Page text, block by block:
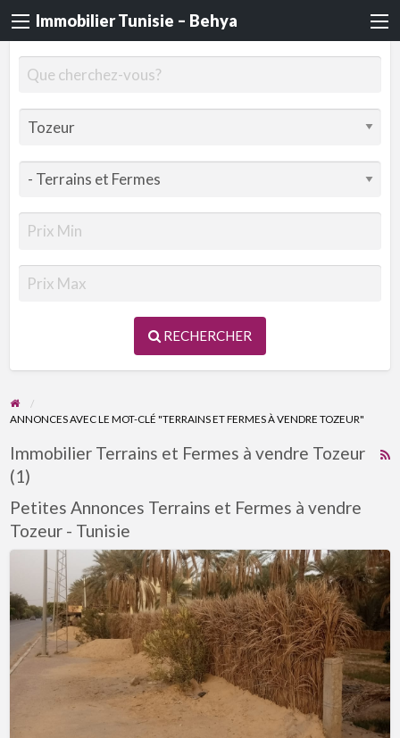
Immobilier Tunisie – Behya
RECHERCHER
ANNONCES AVEC LE MOT-CLÉ "TERRAINS ET FERMES À VENDRE TOZEUR"
à
Immobilier Terrains et Fermes à vendre Tozeur
(1)
Petites Annonces Terrains et Fermes à vendre
Tozeur - Tunisie